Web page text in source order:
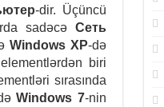
-dir. Üçüncü
sadəcə Сеть
Windows XP-də
biri
sırasında
Windows 7-nin